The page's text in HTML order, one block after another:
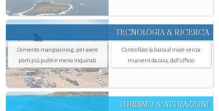
TECNOLOGIA & RICERCA
Cemento mangiasmog, per avere
porti più puliti e meno inquinati
Controllate la barca al mare senza
muovervi da casa, dall’ufficio
TURISMO & ATTRAZIONI